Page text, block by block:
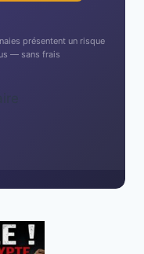
présentent un risque
— sans frais